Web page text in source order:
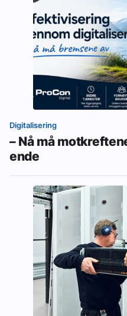
Digitalisering
– Nå må
ende